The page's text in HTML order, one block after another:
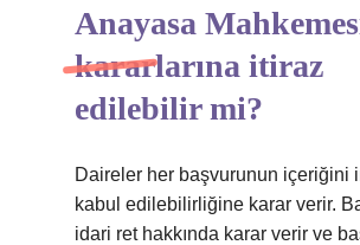
Anayasa
kararlarına itiraz
edilebilir mi?
Daireler her başvurunun içeriğini
kabul edilebilirliğine karar verir.
idari ret hakkında karar verir ve